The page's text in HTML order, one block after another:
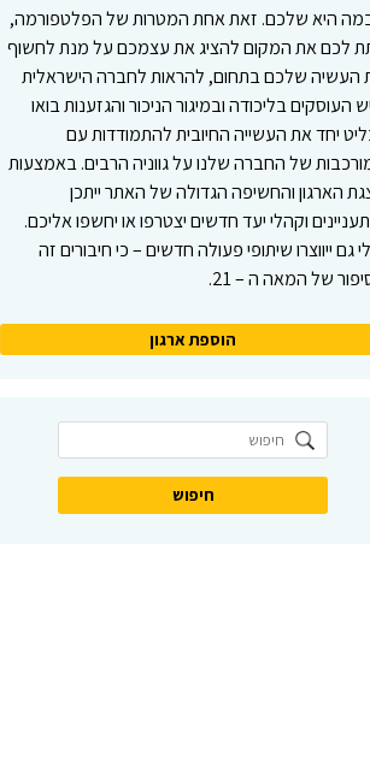
היא שלכם. זאת אחת המטרות של הפלטפורמה,
לכם את המקום להציג את עצמכם על מנת לחשוף
העשיה שלכם בתחום, להראות לחברה הישראלית
העוסקים בליכודה ובמיגור הניכור והגזענות בואו
יחד את העשייה החיובית להתמודדות עם
של החברה שלנו על גווניה הרבים. באמצעות
הארגון והחשיפה הגדולה של האתר ייתכן
וקהלי יעד חדשים יצטרפו או יחשפו אליכם.
גם ייווצרו שיתופי פעולה חדשים – כי חיבורים זה
של המאה ה – 21.
הוספת ארגון